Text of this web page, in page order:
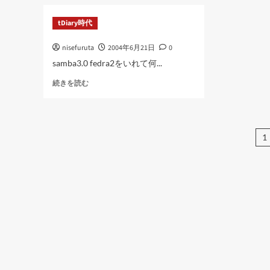
に
む
tDiary時代
nisefuruta 2004年6月21日
0
samba3.0 fedra2をいれて何...
続きを読むに
1